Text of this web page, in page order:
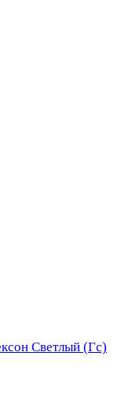
Светлый (Гс)